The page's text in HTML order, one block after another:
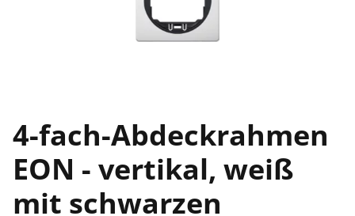
4-fach-Abdeckrahmen
EON - vertikal, weiß
mit schwarzen